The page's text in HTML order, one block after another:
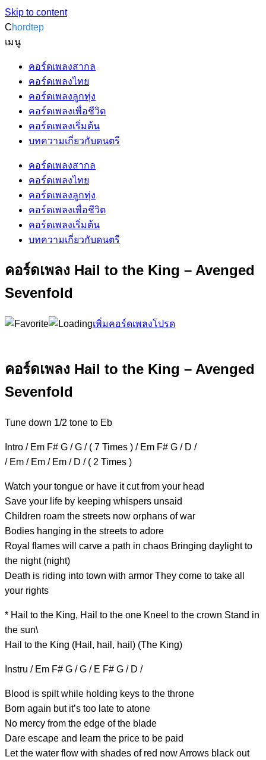
Skip to content
Chordtep
เมนู
คอร์ดเพลงสากล
คอร์ดเพลงไทย
คอร์ดเพลงลูกทุ่ง
คอร์ดเพลงเพื่อชีวิต
คอร์ดเพลงเริ่มต้น
บทความเกี่ยวกับดนตรี
คอร์ดเพลงสากล
คอร์ดเพลงไทย
คอร์ดเพลงลูกทุ่ง
คอร์ดเพลงเพื่อชีวิต
คอร์ดเพลงเริ่มต้น
บทความเกี่ยวกับดนตรี
คอร์ดเพลง Hail to the King – Avenged
Sevenfold
เพิ่มคอร์ดเพลงโปรด
คอร์ดเพลง Hail to the King – Avenged
Sevenfold
Tune down 1/2 tone to Eb
Intro / Em F# G / G / ( 7 Times ) / Em F# G / D /
/ Em / Em / Em / D / ( 2 Times )
Watch your tongue or have it cut from your head
Save your life by keeping whispers unsaid
Children roam the streets now orphans of war
Bodies hanging in the streets to adore
Royal flames will carve a path in chaos Bringing daylight to
the night (night)
Death is riding into town with armor They come to take all
your rights
* Hail to the King, Hail to the one Kneel to the crown Stand in
the sun\
Hail to the King (Hail, hail, hail) (The King)
Instru / Em F# G / G / E F# G / D /
Blood is spilt while holding keys to the throne
Born again but it’s too l ate to atone
No mercy from the edge of the blade
Dare escape and learn the price to be paid
Let the water flow with shades of red now Arrows black out